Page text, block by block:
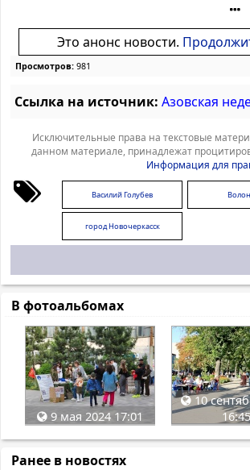
Это анонс новости.
Просмотров: 981
Ссылка на источник: Азовская
Исключительные права на текстовые
данном материале, принадлежат
Информация для
Василий Голубев
город Новочеркасск
В фотоальбомах
9 мая 2024 17:01
10
16:45
Ранее в новостях